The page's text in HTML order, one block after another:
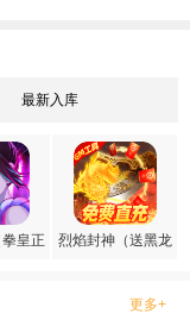
最新入库
皇正
烈焰封神（送黑龙
更多+